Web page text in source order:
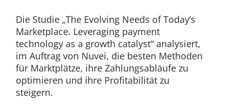
Die Studie „The Evolving Needs of Today’s
Marketplace. Leveraging payment
technology as a growth catalyst“ analysiert,
im Auftrag von Nuvei, die besten Methoden
für Marktplätze, ihre Zahlungsabläufe zu
optimieren und ihre Profitabilität zu
steigern.